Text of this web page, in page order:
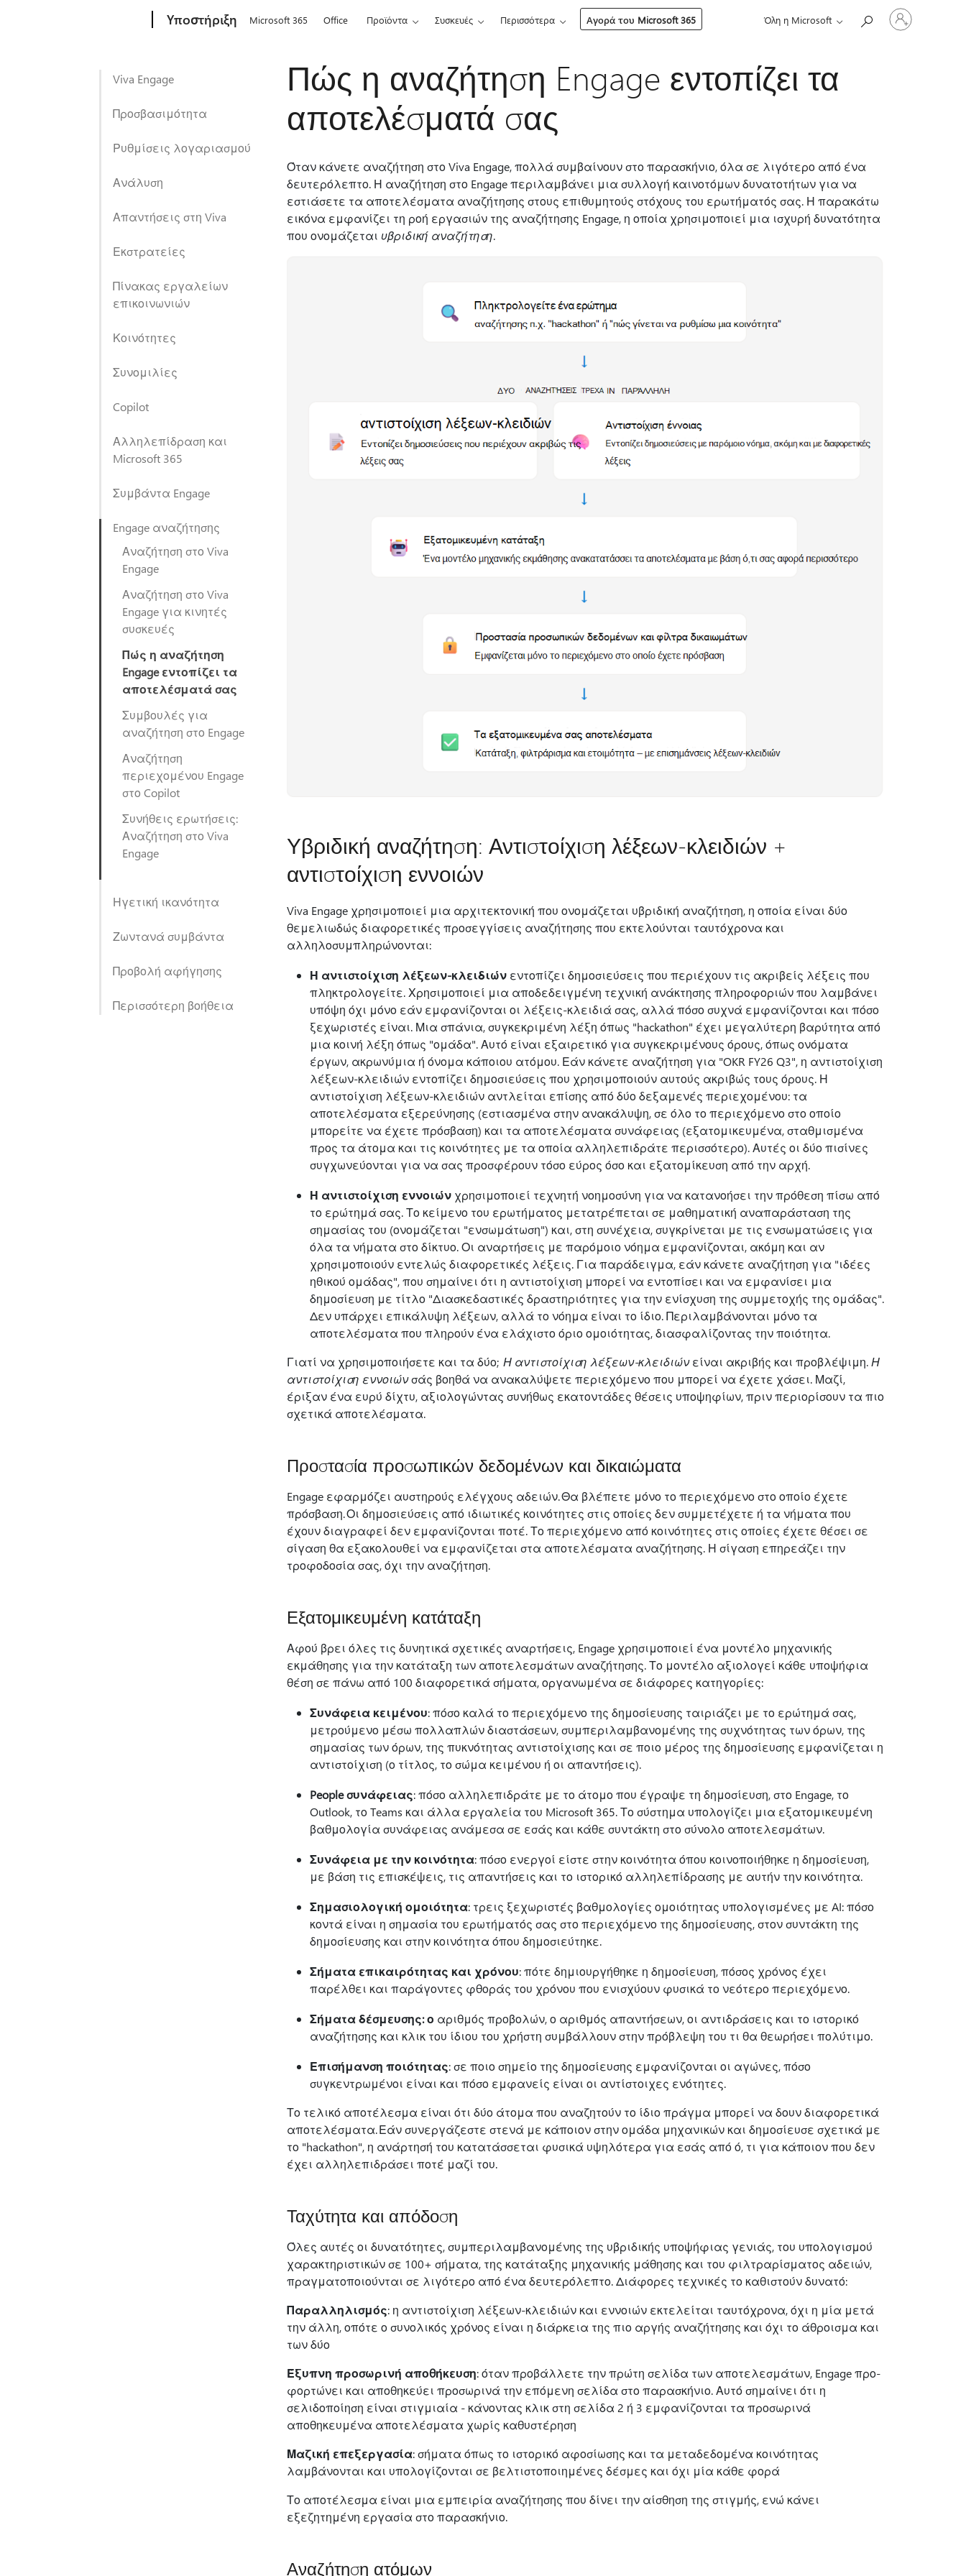
Υποστήριξη Microsoft 365 Office Προϊόντα Συσκευές Περισσότερα Αγορά του Microsoft 365 Όλη η Microsoft
Είσοδος
στον
Viva Engage
Προσβασιμότητα
Ρυθμίσεις λογαριασμού
Ανάλυση
Απαντήσεις στη Viva
Εκστρατείες
Πίνακας εργαλείων
επικοινωνιών
Κοινότητες
Συνομιλίες
Copilot
Αλληλεπίδραση και
Microsoft 365
Συμβάντα Engage
Engage αναζήτησης
Αναζήτηση στο Viva
Engage
Αναζήτηση στο Viva
Engage για κινητές
συσκευές
Πώς η αναζήτηση
Engage εντοπίζει τα
αποτελέσματά σας
Συμβουλές για
αναζήτηση στο Engage
Αναζήτηση
περιεχομένου Engage
στο Copilot
Συνήθεις ερωτήσεις:
Αναζήτηση στο Viva
Engage
Ηγετική ικανότητα
Ζωντανά συμβάντα
Προβολή αφήγησης
Περισσότερη βοήθεια
Πώς η αναζήτηση Engage εντοπίζει τα
αποτελέσματά σας
Όταν κάνετε αναζήτηση στο Viva Engage, πολλά συμβαίνουν στο παρασκήνιο, όλα σε λιγότερο από ένα
δευτερόλεπτο. Η αναζήτηση στο Engage περιλαμβάνει μια συλλογή καινοτόμων δυνατοτήτων για να
εστιάσετε τα αποτελέσματα αναζήτησης στους επιθυμητούς στόχους του ερωτήματός σας. Η παρακάτω
εικόνα εμφανίζει τη ροή εργασιών της αναζήτησης Engage, η οποία χρησιμοποιεί μια ισχυρή δυνατότητα
που ονομάζεται υβριδική αναζήτηση.
Υβριδική αναζήτηση: Αντιστοίχιση λέξεων-κλειδιών +
αντιστοίχιση εννοιών
Viva Engage χρησιμοποιεί μια αρχιτεκτονική που ονομάζεται υβριδική αναζήτηση, η οποία είναι δύο
θεμελιωδώς διαφορετικές προσεγγίσεις αναζήτησης που εκτελούνται ταυτόχρονα και
αλληλοσυμπληρώνονται:
Η αντιστοίχιση λέξεων-κλειδιών εντοπίζει δημοσιεύσεις που περιέχουν τις ακριβείς λέξεις που
πληκτρολογείτε. Χρησιμοποιεί μια αποδεδειγμένη τεχνική ανάκτησης πληροφοριών που λαμβάνει
υπόψη όχι μόνο εάν εμφανίζονται οι λέξεις-κλειδιά σας, αλλά πόσο συχνά εμφανίζονται και πόσο
ξεχωριστές είναι. Μια σπάνια, συγκεκριμένη λέξη όπως "hackathon" έχει μεγαλύτερη βαρύτητα από
μια κοινή λέξη όπως "ομάδα". Αυτό είναι εξαιρετικό για συγκεκριμένους όρους, όπως ονόματα
έργων, ακρωνύμια ή όνομα κάποιου ατόμου. Εάν κάνετε αναζήτηση για "OKR FY26 Q3", η αντιστοίχιση
λέξεων-κλειδιών εντοπίζει δημοσιεύσεις που χρησιμοποιούν αυτούς ακριβώς τους όρους. Η
αντιστοίχιση λέξεων-κλειδιών αντλείται επίσης από δύο δεξαμενές περιεχομένου: τα
αποτελέσματα εξερεύνησης (εστιασμένα στην ανακάλυψη, σε όλο το περιεχόμενο στο οποίο
μπορείτε να έχετε πρόσβαση) και τα αποτελέσματα συνάφειας (εξατομικευμένα, σταθμισμένα
προς τα άτομα και τις κοινότητες με τα οποία αλληλεπιδράτε περισσότερο). Αυτές οι δύο πισίνες
συγχωνεύονται για να σας προσφέρουν τόσο εύρος όσο και εξατομίκευση από την αρχή.
Η αντιστοίχιση εννοιών χρησιμοποιεί τεχνητή νοημοσύνη για να κατανοήσει την πρόθεση πίσω από
το ερώτημά σας. Το κείμενο του ερωτήματος μετατρέπεται σε μαθηματική αναπαράσταση της
σημασίας του (ονομάζεται "ενσωμάτωση") και, στη συνέχεια, συγκρίνεται με τις ενσωματώσεις για
όλα τα νήματα στο δίκτυο. Οι αναρτήσεις με παρόμοιο νόημα εμφανίζονται, ακόμη και αν
χρησιμοποιούν εντελώς διαφορετικές λέξεις. Για παράδειγμα, εάν κάνετε αναζήτηση για "ιδέες
ηθικού ομάδας", που σημαίνει ότι η αντιστοίχιση μπορεί να εντοπίσει και να εμφανίσει μια
δημοσίευση με τίτλο "Διασκεδαστικές δραστηριότητες για την ενίσχυση της συμμετοχής της ομάδας".
Δεν υπάρχει επικάλυψη λέξεων, αλλά το νόημα είναι το ίδιο. Περιλαμβάνονται μόνο τα
αποτελέσματα που πληρούν ένα ελάχιστο όριο ομοιότητας, διασφαλίζοντας την ποιότητα.
Γιατί να χρησιμοποιήσετε και τα δύο; Η αντιστοίχιση λέξεων-κλειδιώνείναι ακριβής και προβλέψιμη.Η
αντιστοίχιση εννοιώνσάς βοηθά να ανακαλύψετε περιεχόμενο που μπορεί να έχετε χάσει. Μαζί,
έριξαν ένα ευρύ δίχτυ, αξιολογώντας συνήθως εκατοντάδες θέσεις υποψηφίων, πριν περιορίσουν τα πιο
σχετικά αποτελέσματα.
Προστασία προσωπικών δεδομένων και δικαιώματα
Engage εφαρμόζει αυστηρούς ελέγχους αδειών. Θα βλέπετε μόνο το περιεχόμενο στο οποίο έχετε
πρόσβαση. Οι δημοσιεύσεις από ιδιωτικές κοινότητες στις οποίες δεν συμμετέχετε ή τα νήματα που
έχουν διαγραφεί δεν εμφανίζονται ποτέ. Το περιεχόμενο από κοινότητες στις οποίες έχετε θέσει σε
σίγαση θα εξακολουθεί να εμφανίζεται στα αποτελέσματα αναζήτησης. Η σίγαση επηρεάζει την
τροφοδοσία σας, όχι την αναζήτηση.
Εξατομικευμένη κατάταξη
Αφού βρει όλες τις δυνητικά σχετικές αναρτήσεις, Engage χρησιμοποιεί ένα μοντέλο μηχανικής
εκμάθησης για την κατάταξη των αποτελεσμάτων αναζήτησης. Το μοντέλο αξιολογεί κάθε υποψήφια
θέση σε πάνω από 100 διαφορετικά σήματα, οργανωμένα σε διάφορες κατηγορίες:
Συνάφεια κειμένου: πόσο καλά το περιεχόμενο της δημοσίευσης ταιριάζει με το ερώτημά σας,
μετρούμενο μέσω πολλαπλών διαστάσεων, συμπεριλαμβανομένης της συχνότητας των όρων, της
σημασίας των όρων, της πυκνότητας αντιστοίχισης και σε ποιο μέρος της δημοσίευσης εμφανίζεται η
αντιστοίχιση (ο τίτλος, το σώμα κειμένου ή οι απαντήσεις).
People συνάφειας: πόσο αλληλεπιδράτε με το άτομο που έγραψε τη δημοσίευση, στο Engage, το
Outlook, το Teams και άλλα εργαλεία του Microsoft 365. Το σύστημα υπολογίζει μια εξατομικευμένη
βαθμολογία συνάφειας ανάμεσα σε εσάς και κάθε συντάκτη στο σύνολο αποτελεσμάτων.
Συνάφεια με την κοινότητα: πόσο ενεργοί είστε στην κοινότητα όπου κοινοποιήθηκε η δημοσίευση,
με βάση τις επισκέψεις, τις απαντήσεις και το ιστορικό αλληλεπίδρασης με αυτήν την κοινότητα.
Σημασιολογική ομοιότητα: τρεις ξεχωριστές βαθμολογίες ομοιότητας υπολογισμένες με AI: πόσο
κοντά είναι η σημασία του ερωτήματός σας στο περιεχόμενο της δημοσίευσης, στον συντάκτη της
δημοσίευσης και στην κοινότητα όπου δημοσιεύτηκε.
Σήματα επικαιρότητας και χρόνου: πότε δημιουργήθηκε η δημοσίευση, πόσος χρόνος έχει
παρέλθει και παράγοντες φθοράς του χρόνου που ενισχύουν φυσικά το νεότερο περιεχόμενο.
Σήματα δέσμευσης: ο αριθμός προβολών, ο αριθμός απαντήσεων, οι αντιδράσεις και το ιστορικό
αναζήτησης και κλικ του ίδιου του χρήστη συμβάλλουν στην πρόβλεψη του τι θα θεωρήσει πολύτιμο.
Επισήμανση ποιότητας: σε ποιο σημείο της δημοσίευσης εμφανίζονται οι αγώνες, πόσο
συγκεντρωμένοι είναι και πόσο εμφανείς είναι οι αντίστοιχες ενότητες.
Το τελικό αποτέλεσμα είναι ότι δύο άτομα που αναζητούν το ίδιο πράγμα μπορεί να δουν διαφορετικά
αποτελέσματα. Εάν συνεργάζεστε στενά με κάποιον στην ομάδα μηχανικών και δημοσίευσε σχετικά με
το "hackathon", η ανάρτησή του κατατάσσεται φυσικά υψηλότερα για εσάς από ό, τι για κάποιον που δεν
έχει αλληλεπιδράσει ποτέ μαζί του.
Ταχύτητα και απόδοση
Όλες αυτές οι δυνατότητες, συμπεριλαμβανομένης της υβριδικής υποψήφιας γενιάς, του υπολογισμού
χαρακτηριστικών σε 100+ σήματα, της κατάταξης μηχανικής μάθησης και του φιλτραρίσματος αδειών,
πραγματοποιούνται σε λιγότερο από ένα δευτερόλεπτο. Διάφορες τεχνικές το καθιστούν δυνατό:
Παραλληλισμός: η αντιστοίχιση λέξεων-κλειδιών και εννοιών εκτελείται ταυτόχρονα, όχι η μία μετά
την άλλη, οπότε ο συνολικός χρόνος είναι η διάρκεια της πιο αργής αναζήτησης και όχι το άθροισμα και
των δύο
Έξυπνη προσωρινή αποθήκευση: όταν προβάλλετε την πρώτη σελίδα των αποτελεσμάτων, Engage προ-
φορτώνει και αποθηκεύει προσωρινά την επόμενη σελίδα στο παρασκήνιο. Αυτό σημαίνει ότι η
σελιδοποίηση είναι στιγμιαία - κάνοντας κλικ στη σελίδα 2 ή 3 εμφανίζονται τα προσωρινά
αποθηκευμένα αποτελέσματα χωρίς καθυστέρηση
Μαζική επεξεργασία: σήματα όπως το ιστορικό αφοσίωσης και τα μεταδεδομένα κοινότητας
λαμβάνονται και υπολογίζονται σε βελτιστοποιημένες δέσμες και όχι μία κάθε φορά
Το αποτέλεσμα είναι μια εμπειρία αναζήτησης που δίνει την αίσθηση της στιγμής, ενώ κάνει
εξεζητημένη εργασία στο παρασκήνιο.
Αναζήτηση ατόμων